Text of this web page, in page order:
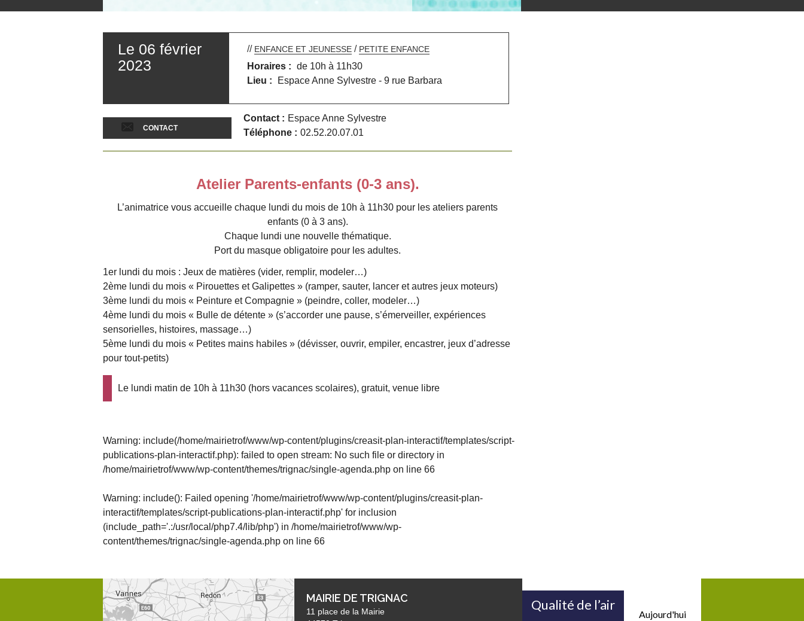
Le 06 février
2023
// ENFANCE ET JEUNESSE / PETITE ENFANCE
Horaires : de 10h à 11h30
Lieu :
Espace Anne Sylvestre - 9 rue Barbara
CONTACT
Contact : Espace Anne Sylvestre
Téléphone : 02.52.20.07.01
Atelier Parents-enfants (0-3 ans).
L’animatrice vous accueille chaque lundi du mois de 10h à 11h30 pour les ateliers parents
enfants (0 à 3 ans).
Chaque lundi une nouvelle thématique.
Port du masque obligatoire pour les adultes.
1er lundi du mois : Jeux de matières (vider, remplir, modeler…)
2ème lundi du mois « Pirouettes et Galipettes » (ramper, sauter, lancer et autres jeux moteurs)
3ème lundi du mois « Peinture et Compagnie » (peindre, coller, modeler…)
4ème lundi du mois « Bulle de détente » (s’accorder une pause, s’émerveiller, expériences
sensorielles, histoires, massage…)
5ème lundi du mois « Petites mains habiles » (dévisser, ouvrir, empiler, encastrer, jeux d’adresse
pour tout-petits)
Le lundi matin de 10h à 11h30 (hors vacances scolaires), gratuit, venue libre
Warning: include(/home/mairietrof/www/wp-content/plugins/creasit-plan-interactif/templates/script-
publications-plan-interactif.php): failed to open stream: No such file or directory in
/home/mairietrof/www/wp-content/themes/trignac/single-agenda.php on line 66
Warning: include(): Failed opening '/home/mairietrof/www/wp-content/plugins/creasit-plan-
interactif/templates/script-publications-plan-interactif.php' for inclusion
(include_path='.:/usr/local/php7.4/lib/php') in /home/mairietrof/www/wp-
content/themes/trignac/single-agenda.php on line 66
MAIRIE DE TRIGNAC
11 place de la Mairie